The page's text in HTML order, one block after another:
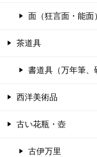
面（狂言面・能面）
茶道具
書道具（万年筆、
西洋美術品
古い花瓶・壺
古伊万里